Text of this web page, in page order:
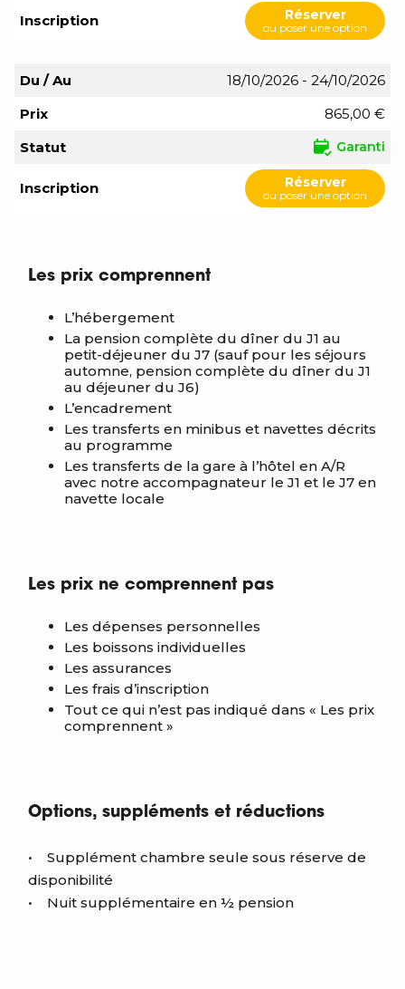
Inscription Réserver
ou poser une option
Du / Au
18/10/2026 - 24/10/2026
Prix
865,00 €
Statut
Garanti
Inscription Réserver
ou poser une option
Les prix comprennent
L’hébergement
La pension complète du dîner du J1 au
petit-déjeuner du J7 (sauf pour les séjours
automne, pension complète du dîner du J1
au déjeuner du J6)
L’encadrement
Les transferts en minibus et navettes décrits
au programme
Les transferts de la gare à l’hôtel en A/R
avec notre accompagnateur le J1 et le J7 en
navette locale
Les prix ne comprennent pas
Les dépenses personnelles
Les boissons individuelles
Les assurances
Les frais d’inscription
Tout ce qui n’est pas indiqué dans « Les prix
comprennent »
Options, suppléments et réductions
• Supplément chambre seule sous réserve de
disponibilité
• Nuit supplémentaire en ½ pension